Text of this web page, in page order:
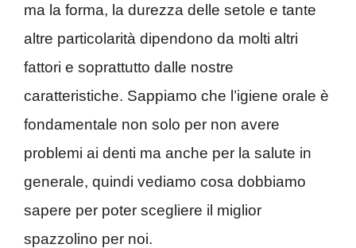
ma la forma, la durezza delle setole e tante
altre particolarità dipendono da molti altri
fattori e soprattutto dalle nostre
caratteristiche. Sappiamo che l’igiene orale è
fondamentale non solo per non avere
problemi ai denti ma anche per la salute in
generale, quindi vediamo cosa dobbiamo
sapere per poter scegliere il miglior
spazzolino per noi.